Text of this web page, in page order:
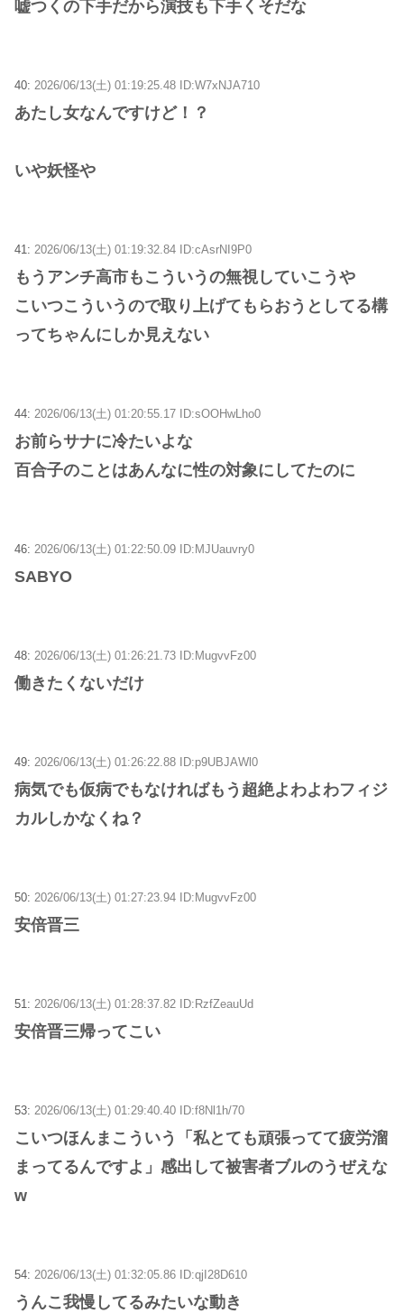
嘘つくの下手だから演技も下手くそだな
40: 2026/06/13(土) 01:19:25.48 ID:W7xNJA710
あたし女なんですけど！？
いや妖怪や
41: 2026/06/13(土) 01:19:32.84 ID:cAsrNI9P0
もうアンチ高市もこういうの無視していこうや
こいつこういうので取り上げてもらおうとしてる構
ってちゃんにしか見えない
44: 2026/06/13(土) 01:20:55.17 ID:sOOHwLho0
お前らサナに冷たいよな
百合子のことはあんなに性の対象にしてたのに
46: 2026/06/13(土) 01:22:50.09 ID:MJUauvry0
SABYO
48: 2026/06/13(土) 01:26:21.73 ID:MugvvFz00
働きたくないだけ
49: 2026/06/13(土) 01:26:22.88 ID:p9UBJAWl0
病気でも仮病でもなければもう超絶よわよわフィジ
カルしかなくね？
50: 2026/06/13(土) 01:27:23.94 ID:MugvvFz00
安倍晋三
51: 2026/06/13(土) 01:28:37.82 ID:RzfZeauUd
安倍晋三帰ってこい
53: 2026/06/13(土) 01:29:40.40 ID:f8Nl1h/70
こいつほんまこういう「私とても頑張ってて疲労溜
まってるんですよ」感出して被害者ブルのうぜえな
w
54: 2026/06/13(土) 01:32:05.86 ID:qjI28D610
うんこ我慢してるみたいな動き